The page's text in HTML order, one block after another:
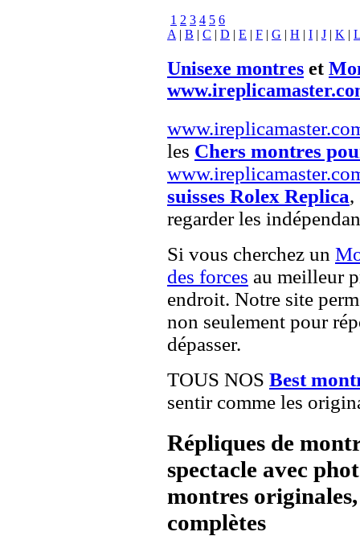
1 2 3 4 5 6
A | B | C | D | E | F | G | H | I | J | K | L
Unisexe montres et
les Chers montres
suisses Rolex Replica,
regarder les
Si vous cherchez un
des forces au meilleur
endroit. Notre site
non seulement pour
dépasser.
TOUS NOS Best
sentir comme les
Répliques de
spectacle avec
montres
complètes